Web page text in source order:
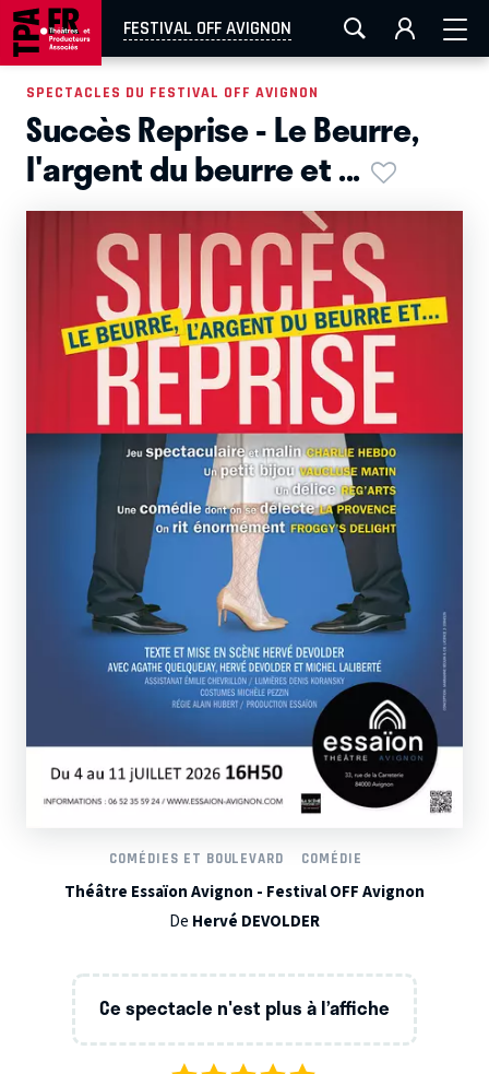
FESTIVAL OFF AVIGNON
AIX-MARSEILLE AURAY CAEN LA ROCHELLE
EN TOURNÉE
SPECTACLES DU FESTIVAL OFF AVIGNON
Succès Reprise - Le Beurre,
l'argent du beurre et ...
COMÉDIES ET BOULEVARD COMÉDIE
Théâtre Essaïon Avignon - Festival OFF Avignon
De Hervé DEVOLDER
Ce spectacle n'est plus à l’affiche